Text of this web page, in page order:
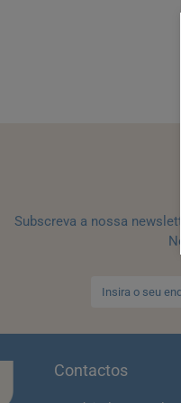
Subscreva a nossa
Contactos